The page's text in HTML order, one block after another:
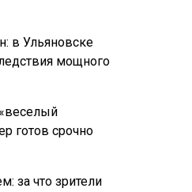
в Ульяновске
мощного
готов срочно
за что зрители